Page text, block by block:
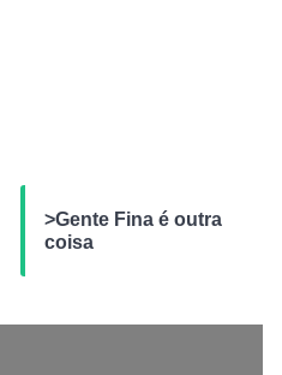
>Gente Fina é outra
coisa